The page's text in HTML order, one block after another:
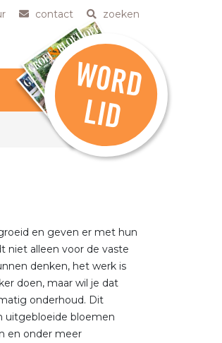
contact zoeken
W
O
R
D
L
ID
en geven er met hun
niet alleen voor de vaste
denken, het werk is
doen, maar wil je dat
onderhoud. Dit
uitgebloeide bloemen
en onder meer